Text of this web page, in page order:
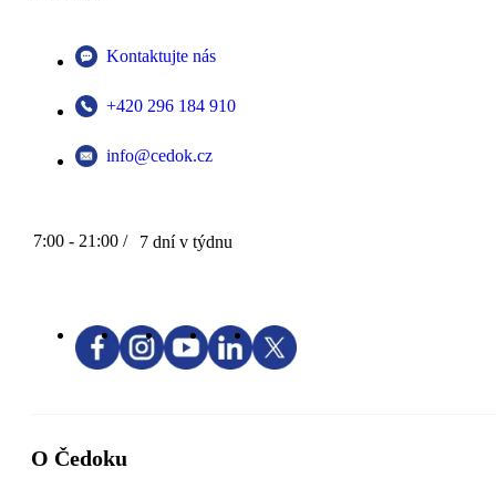
Kontaktujte nás
+420 296 184 910
info@cedok.cz
7:00 - 21:00 / 7 dní v týdnu
O Čedoku